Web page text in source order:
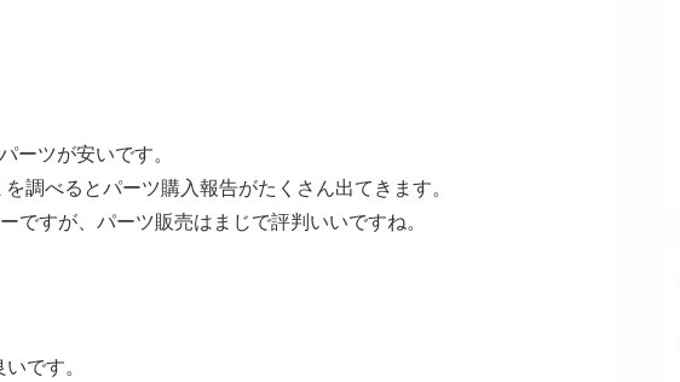
ーツが安いです。
調べるとパーツ購入報告がたくさん出てきます。
ですが、パーツ販売はまじで評判いいですね。
です。